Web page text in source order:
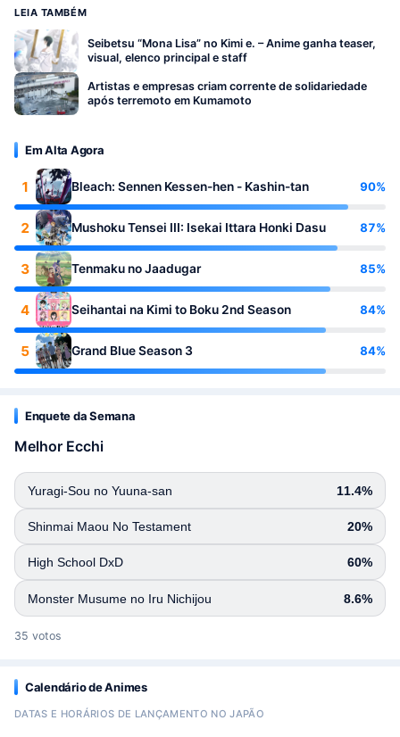
LEIA TAMBÉM
Seibetsu “Mona Lisa” no Kimi e. – Anime ganha teaser,
visual, elenco principal e staff
Artistas e empresas criam corrente de solidariedade
após terremoto em Kumamoto
Em Alta Agora
1 Bleach: Sennen Kessen-hen - Kashin-tan 90%
2 Mushoku Tensei III: Isekai Ittara Honki Dasu 87%
3 Tenmaku no Jaadugar 85%
4 Seihantai na Kimi to Boku 2nd Season 84%
5 Grand Blue Season 3 84%
Enquete da Semana
Melhor Ecchi
Yuragi-Sou no Yuuna-san 11.4%
Shinmai Maou No Testament 20%
High School DxD 60%
Monster Musume no Iru Nichijou 8.6%
35 votos
Calendário de Animes
DATAS E HORÁRIOS DE LANÇAMENTO NO JAPÃO